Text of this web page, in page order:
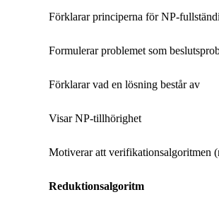
Förklarar principerna för NP-
Formulerar problemet som
Förklarar vad en lösning består av
Visar NP-tillhörighet
Motiverar att verifikationsalgoritmen
Reduktionsalgoritm